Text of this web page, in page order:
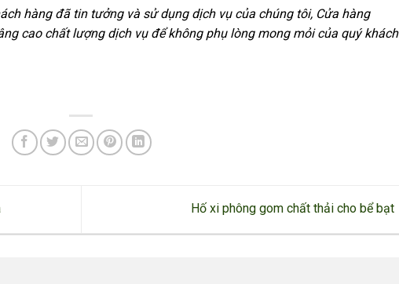
hàng đã tin tưởng và sử dụng dịch vụ của chúng tôi, Cửa hàng
cao chất lượng dịch vụ để không phụ lòng mong mỏi của quý khách
Hố xi phông gom chất thải cho bể bạt